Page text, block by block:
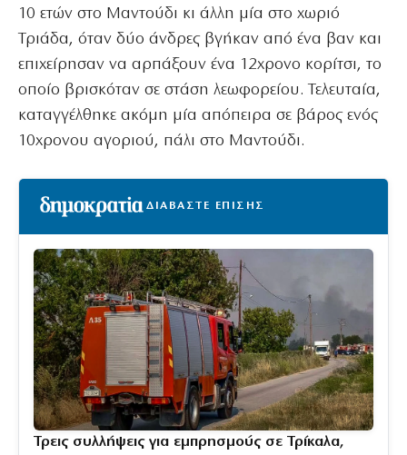
10 ετών στο Μαντούδι κι άλλη μία στο χωριό
Τριάδα, όταν δύο άνδρες βγήκαν από ένα βαν και
επιχείρησαν να αρπάξουν ένα 12χρονο κορίτσι, το
οποίο βρισκόταν σε στάση λεωφορείου. Τελευταία,
καταγγέλθηκε ακόμη μία απόπειρα σε βάρος ενός
10χρονου αγοριού, πάλι στο Μαντούδι.
ΔΙΑΒΑΣΤΕ ΕΠΙΣΗΣ
Τρεις συλλήψεις για εμπρησμούς σε Τρίκαλα,